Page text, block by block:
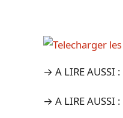
→ A LIRE AUSSI :
→ A LIRE AUSSI :